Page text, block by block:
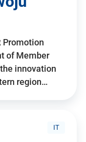
Promotion
of Member
innovation
region…
IT